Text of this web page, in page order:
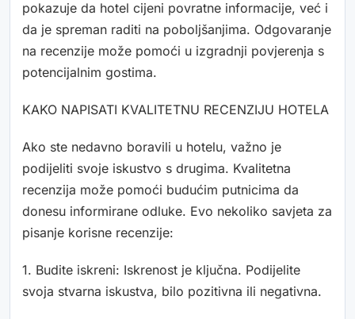
pokazuje da hotel cijeni povratne informacije, već i
da je spreman raditi na poboljšanjima. Odgovaranje
na recenzije može pomoći u izgradnji povjerenja s
potencijalnim gostima.
KAKO NAPISATI KVALITETNU RECENZIJU HOTELA
Ako ste nedavno boravili u hotelu, važno je
podijeliti svoje iskustvo s drugima. Kvalitetna
recenzija može pomoći budućim putnicima da
donesu informirane odluke. Evo nekoliko savjeta za
pisanje korisne recenzije:
1. Budite iskreni: Iskrenost je ključna. Podijelite
svoja stvarna iskustva, bilo pozitivna ili negativna.